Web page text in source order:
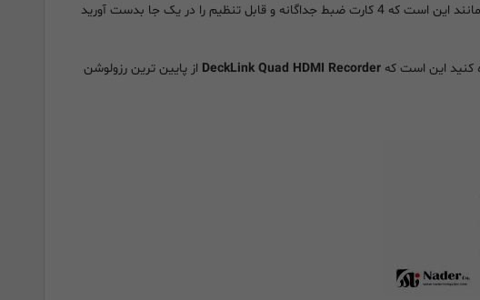
، DeckLink Quad HDMI مانند این است که 4 کارت ضبط جداگانه و قابل تنظیم را در یک جا بدست آورید
DeckLink Quad HDMI Recorder از پایین ترین رزولوشن